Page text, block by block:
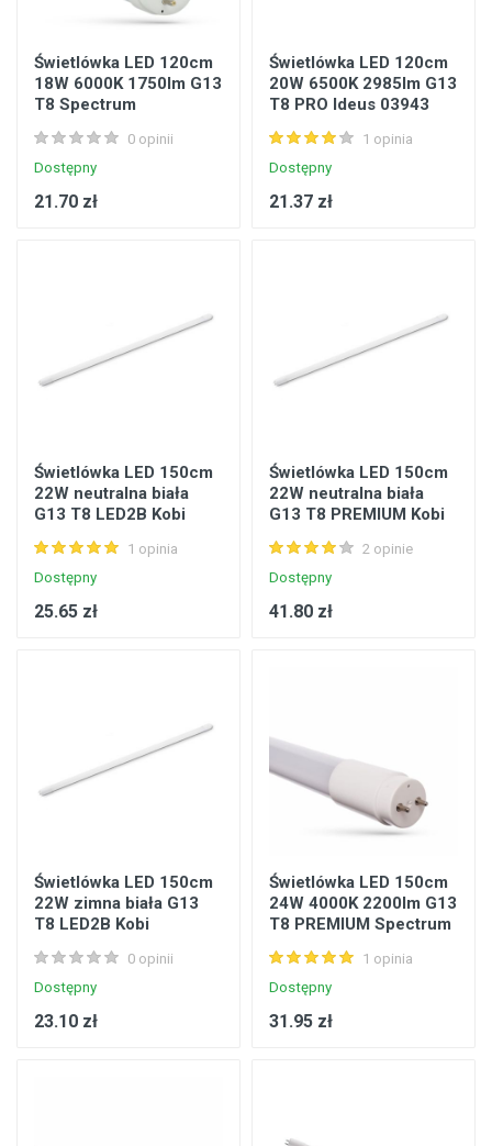
Świetlówka LED 120cm
18W 6000K 1750lm G13
T8 Spectrum
0 opinii
Dostępny
21.70 zł
Świetlówka LED 120cm
20W 6500K 2985lm G13
T8 PRO Ideus 03943
1 opinia
Dostępny
21.37 zł
Świetlówka LED 150cm
22W neutralna biała
G13 T8 LED2B Kobi
1 opinia
Dostępny
25.65 zł
Świetlówka LED 150cm
22W neutralna biała
G13 T8 PREMIUM Kobi
2 opinie
Dostępny
41.80 zł
Świetlówka LED 150cm
22W zimna biała G13
T8 LED2B Kobi
0 opinii
Dostępny
23.10 zł
Świetlówka LED 150cm
24W 4000K 2200lm G13
T8 PREMIUM Spectrum
1 opinia
Dostępny
31.95 zł